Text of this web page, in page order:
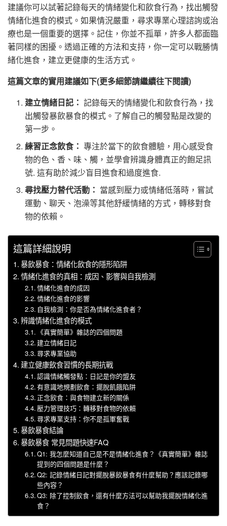
建議你可以試著記錄每天的情緒變化和飲食行為，找出觸發
情緒化進食的模式。如果情況嚴重，尋求專業心理諮詢或治
療也是一個重要的選擇。記住，你並不孤單，許多人都面臨
著同樣的困擾。透過正確的方法和支持，你一定可以戰勝情
緒化進食，建立更健康的生活方式。
這篇文章的實用建議如下(更多細節請繼續往下閱讀)
建立情緒日記： 記錄每天的情緒變化和飲食行為，找
出觸發暴飲暴食的模式。了解自己的觸發點是改變的
第一步。
練習正念飲食： 專注於當下的飲食體驗，用心感受食
物的色、香、味、觸，並學會辨識身體真正的飽足訊
號. 這有助於減少盲目進食和過度進食.
尋找壓力替代活動： 當感到壓力或情緒低落時，嘗試
運動、聊天、泡澡等其他舒緩情緒的方式，轉移對食
物的依賴。
這篇詳細說明
暴飲暴食：情緒化飲食的隱形陷阱
情緒化進食的真相：成因、影響與自我檢測
情緒化進食的成因
情緒化進食的影響
自我檢測：你是否為情緒化進食者？
辨識情緒化進食的模式
《真實簡單》雜誌的四個問題
建立情緒日記
尋求專業協助
建立健康飲食習慣的長期抗戰
認識情緒觸發點：日記是你的盟友
有意識地規劃飲食：擺脫飢餓陷阱
正念飲食：與食物建立新的關係
壓力管理技巧：轉移對食物的依賴
尋求專業支持：你不是孤軍奮戰
暴飲暴食結論
暴飲暴食 常見問題快速FAQ
Q1: 我怎麼知道自己是不是情緒化進食？《真實簡單》雜誌
提到的四個問題是什麼？
Q2: 記錄情緒日記對擺脫暴飲暴食有什麼幫助？應該記錄哪
些內容？
Q3: 除了控制飲食，還有什麼方法可以幫助我擺脫情緒化進
食？